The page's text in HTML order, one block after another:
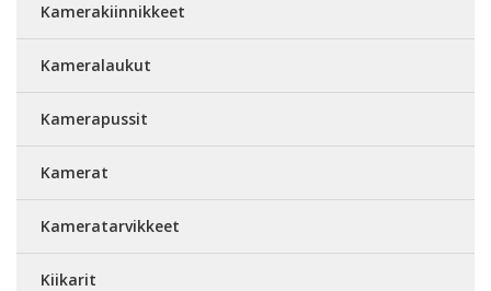
Kamerakiinnikkeet
Kameralaukut
Kamerapussit
Kamerat
Kameratarvikkeet
Kiikarit